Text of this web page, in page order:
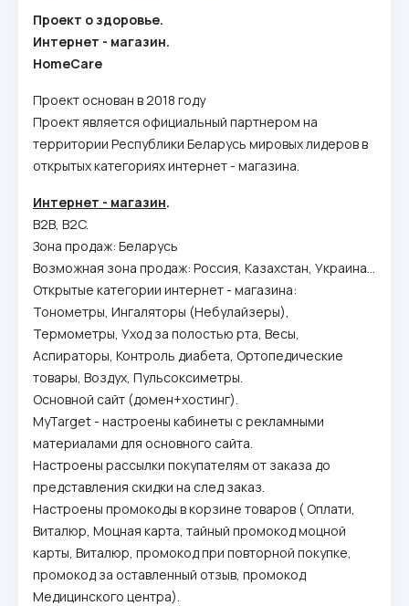
Проект о здоровье.
Интернет - магазин.
HomeCare
Проект основан в 2018 году
Проект является официальный партнером на
территории Республики Беларусь мировых лидеров в
открытых категориях интернет - магазина.
Интернет - магазин.
B2B, B2C.
Зона продаж: Беларусь
Возможная зона продаж: Россия, Казахстан, Украина...
Открытые категории интернет - магазина:
Тонометры, Ингаляторы (Небулайзеры),
Термометры, Уход за полостью рта, Весы,
Аспираторы, Контроль диабета, Ортопедические
товары, Воздух, Пульсоксиметры.
Основной сайт (домен+хостинг).
MyTarget - настроены кабинеты с рекламными
материалами для основного сайта.
Настроены рассылки покупателям от заказа до
представления скидки на след заказ.
Настроены промокоды в корзине товаров ( Оплати,
Виталюр, Моцная карта, тайный промокод моцной
карты, Виталюр, промокод при повторной покупке,
промокод за оставленный отзыв, промокод
Медицинского центра).